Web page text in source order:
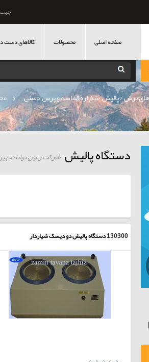
جهت
صفحه اصلی محصولات کالاهای دست
برش / پالیش /تیغ اره الماسه و پرس دستی »
دستگاه پالیششرکت زمین توانا
130300دستگاه پالیش دو دیسک شیاردار